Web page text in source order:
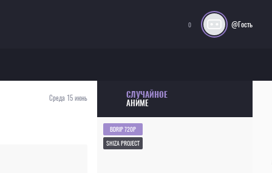
0 @Гость
Среда 15 июнь
СЛУЧАЙНОЕ
АНИМЕ
BDRIP 720P
SHIZA PROJECT